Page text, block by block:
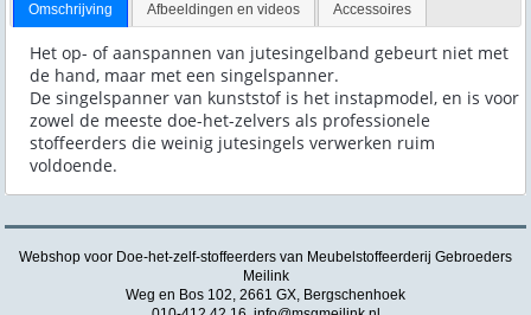
Omschrijving Afbeeldingen en videos Accessoires
Het op- of aanspannen van jutesingelband gebeurt niet met
de hand, maar met een singelspanner.
De singelspanner van kunststofis het instapmodel, en is voor
zowel de meeste doe-het-zelvers als professionele
stoffeerders die weinig jutesingels verwerken ruim
voldoende.
Webshop voor Doe-het-zelf-stoffeerders van Meubelstoffeerderij Gebroeders
Meilink
Weg en Bos 102, 2661 GX, Bergschenhoek